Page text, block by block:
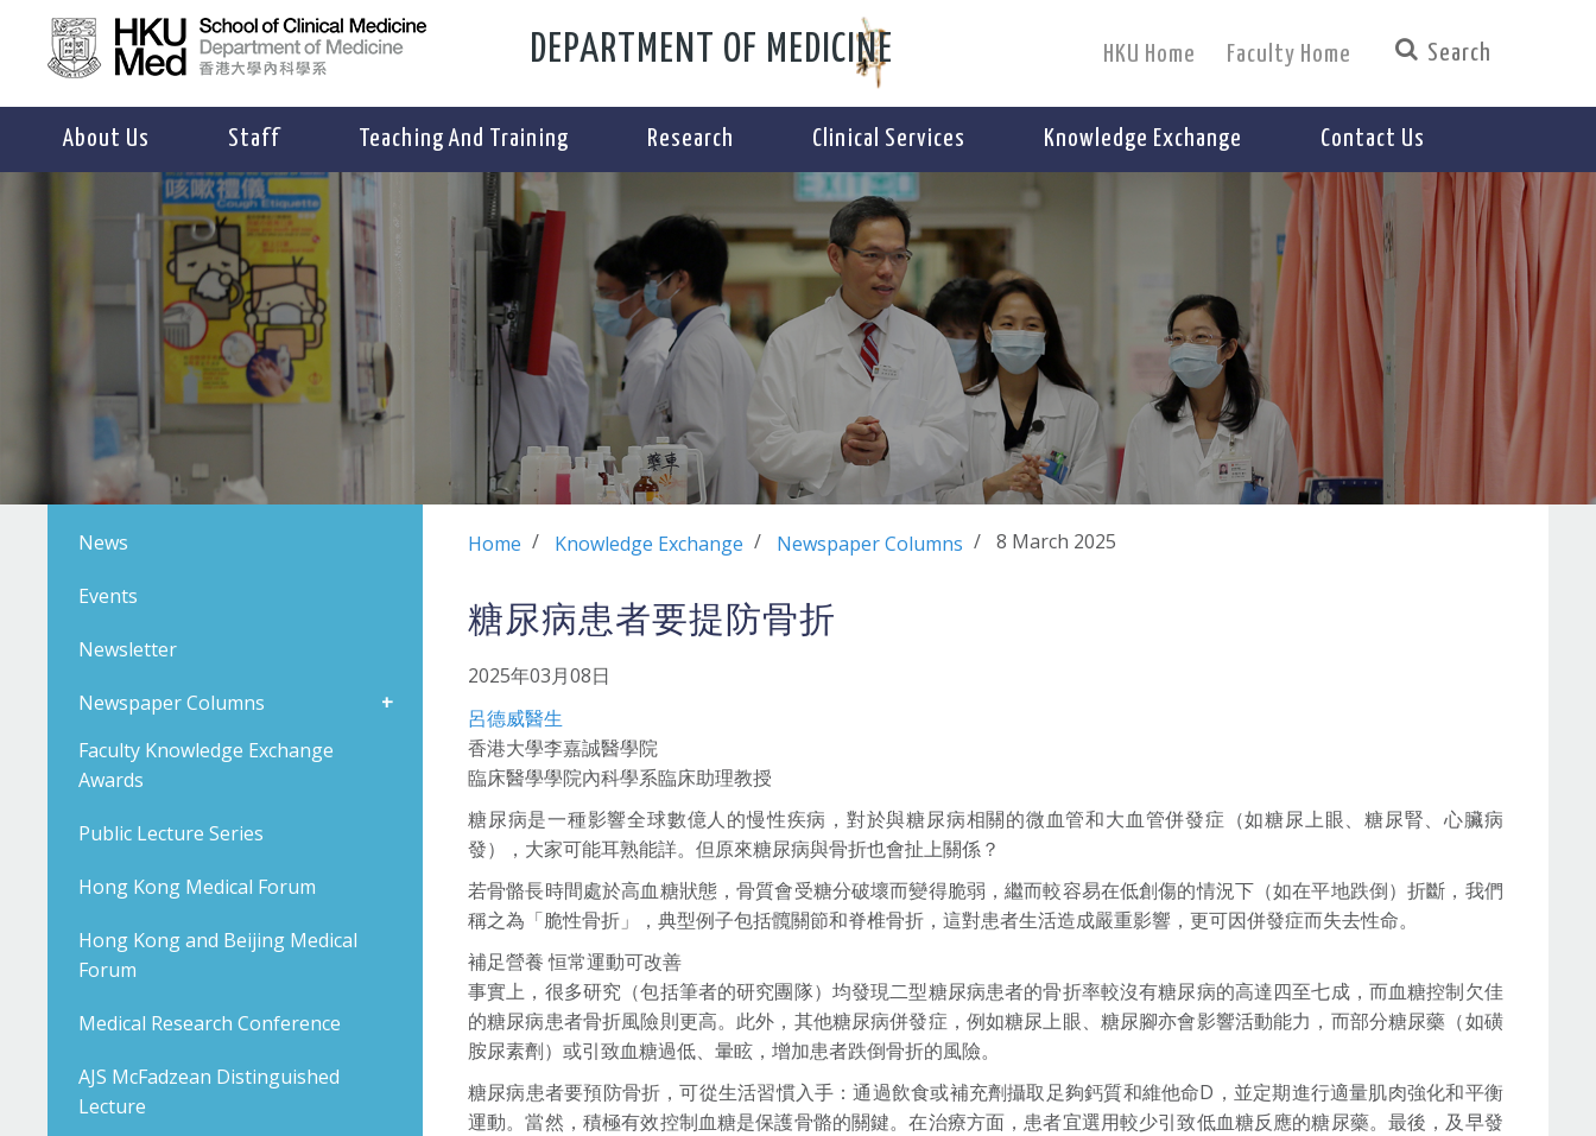
DEPARTMENT OF MEDICINE HKU Home Faculty Home
About Us Staff Teaching And Training Research Clinical Services Knowledge Exchange Contact Us
News
Events
Newsletter
Newspaper Columns
Faculty Knowledge Exchange
Awards
Public Lecture Series
Hong Kong Medical Forum
Hong Kong and Beijing Medical
Forum
Medical Research Conference
AJS McFadzean Distinguished
Lecture
Home Knowledge Exchange Newspaper Columns 8 March 2025
糖尿病患者要提防骨折
2025年03月08日
呂德威醫生
香港大學李嘉誠醫學院
臨床醫學學院內科學系臨床助理教授
糖尿病是一種影響全球數億人的慢性疾病，對於與糖尿病相關的微血管和大血管併發症（如糖尿上眼、糖尿腎、心臟病
發），大家可能耳熟能詳。但原來糖尿病與骨折也會扯上關係？
若骨骼長時間處於高血糖狀態，骨質會受糖分破壞而變得脆弱，繼而較容易在低創傷的情況下（如在平地跌倒）折斷，我們
稱之為「脆性骨折」，典型例子包括髖關節和脊椎骨折，這對患者生活造成嚴重影響，更可因併發症而失去性命。
補足營養 恒常運動可改善
事實上，很多研究（包括筆者的研究團隊）均發現二型糖尿病患者的骨折率較沒有糖尿病的高達四至七成，而血糖控制欠佳
的糖尿病患者骨折風險則更高。此外，其他糖尿病併發症，例如糖尿上眼、糖尿腳亦會影響活動能力，而部分糖尿藥（如磺
胺尿素劑）或引致血糖過低、暈眩，增加患者跌倒骨折的風險。
糖尿病患者要預防骨折，可從生活習慣入手：通過飲食或補充劑攝取足夠鈣質和維他命D，並定期進行適量肌肉強化和平衡
運動。當然，積極有效控制血糖是保護骨骼的關鍵。在治療方面，患者宜選用較少引致低血糖反應的糖尿藥。最後，及早發